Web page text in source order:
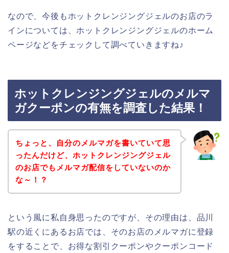
なので、今後もホットクレンジングジェルのお店のラ
インについては、ホットクレンジングジェルのホーム
ページなどをチェックして調べていきますね♪
ホットクレンジングジェルのメルマ
ガクーポンの有無を調査した結果！
ちょっと、自分のメルマガを書いていて思
ったんだけど、ホットクレンジングジェル
のお店でもメルマガ配信をしていないのか
な～！？
という風に私自身思ったのですが、その理由は、品川
駅の近くにあるお店では、そのお店のメルマガに登録
をすることで、お得な割引クーポンやクーポンコード